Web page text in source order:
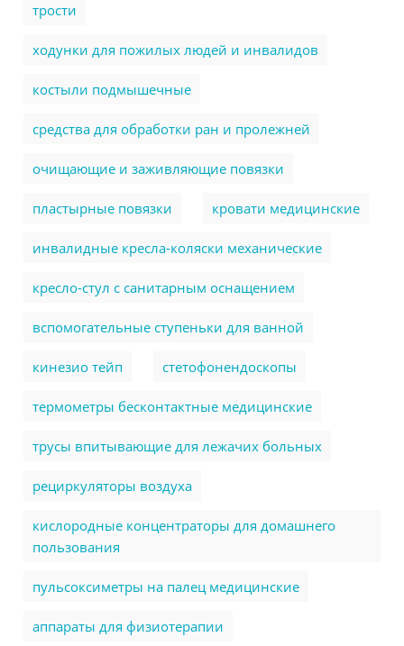
трости
ходунки для пожилых людей и инвалидов
костыли подмышечные
cредства для обработки ран и пролежней
очищающие и заживляющие повязки
пластырные повязки кровати медицинские
инвалидные кресла-коляски механические
кресло-стул с санитарным оснащением
вспомогательные ступеньки для ванной
кинезио тейп стетофонендоскопы
термометры бесконтактные медицинские
трусы впитывающие для лежачих больных
рециркуляторы воздуха
кислородные концентраторы для домашнего
пользования
пульсоксиметры на палец медицинские
аппараты для физиотерапии